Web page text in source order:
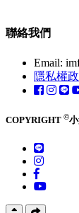
聯絡我們
Email:
隱私權
COPYRIGHT ©